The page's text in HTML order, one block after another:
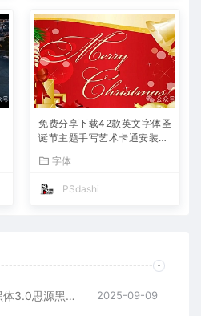
免费分享下载42款英文字体圣
诞节主题手写艺术卡通安装包
te海报宣传册模板节日活动电
字体
PSdashi
免费分享下载27款梦源黑体3.0思源黑体升级版可以免费商用字体包中文简体PS设计师必备Win Mac软件工具常用ttf格式合集 2025-09-09